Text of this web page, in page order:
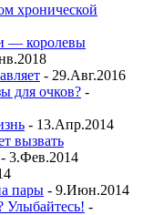
хронической
— королевы
- 29.Авг.2016
для очков? -
- 13.Апр.2014
вызвать
- 3.Фев.2014
пары - 9.Июн.2014
Улыбайтесь! -